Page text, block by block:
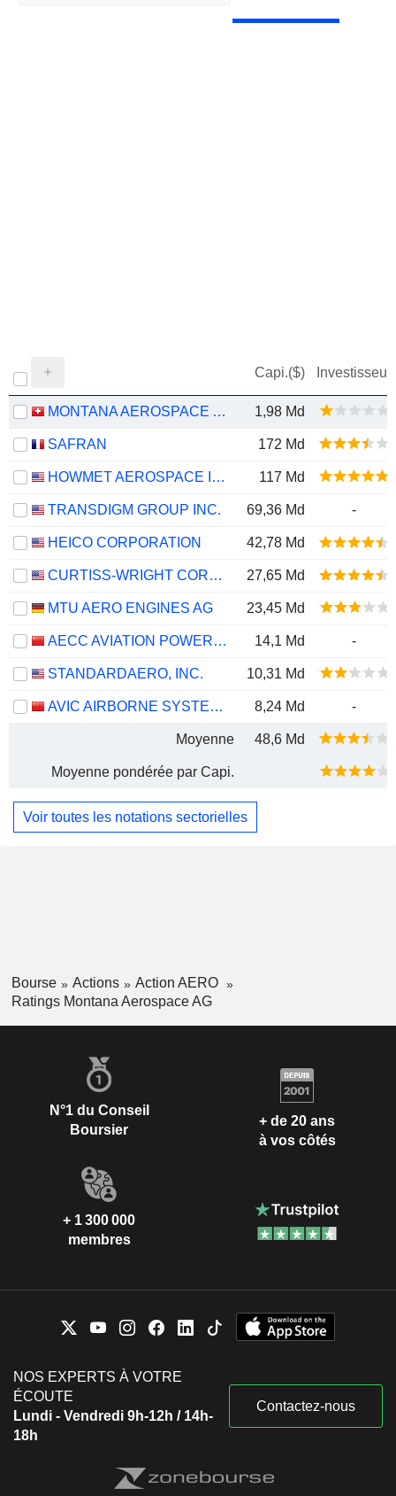
Capi.($) Investisseur
MONTANA AEROSPACE AG 1,98 Md
SAFRAN 172 Md
HOWMET AEROSPACE INC. 117 Md
TRANSDIGM GROUP INC. 69,36 Md -
HEICO CORPORATION 42,78 Md
CURTISS-WRIGHT CORPORATION 27,65 Md
MTU AERO ENGINES AG 23,45 Md
AECC AVIATION POWER CO.,LTD 14,1 Md -
STANDARDAERO, INC. 10,31 Md
AVIC AIRBORNE SYSTEMS CO., LTD. 8,24 Md -
Moyenne 48,6 Md
Moyenne pondérée par Capi.
Voir toutes les notations sectorielles
Bourse Actions
Action AERO
Ratings Montana Aerospace AG
N°1 du Conseil
Boursier
+ de 20 ans
à vos côtés
+ 1 300 000
membres
NOS EXPERTS À VOTRE
ÉCOUTE
Lundi - Vendredi 9h-12h / 14h-
18h
Contactez-nous